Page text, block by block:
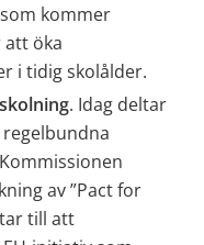
kommer
att öka
i tidig skolålder.
. Idag deltar
regelbundna
av ”Pact for
till att